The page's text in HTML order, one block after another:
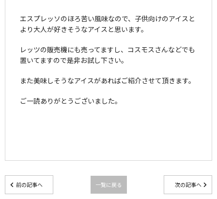
エスプレッソのほろ苦い風味なので、子供向けのアイスと
より大人が好きそうなアイスと思います。
レッツの販売機にも売ってますし、コスモスさんなどでも
置いてますので是非お試し下さい。
また美味しそうなアイスがあればご紹介させて頂きます。
ご一読ありがとうございました。
前の記事へ 一覧に戻る 次の記事へ